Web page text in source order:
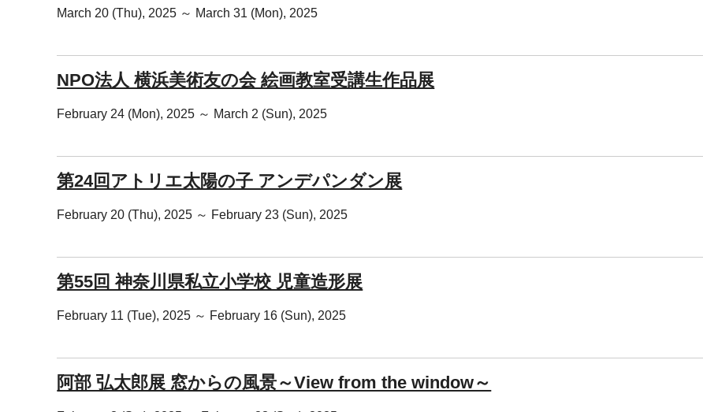
March 20 (Thu), 2025 ～ March 31 (Mon), 2025
NPO法人 横浜美術友の会 絵画教室受講生作品展
February 24 (Mon), 2025 ～ March 2 (Sun), 2025
第24回アトリエ太陽の子 アンデパンダン展
February 20 (Thu), 2025 ～ February 23 (Sun), 2025
第55回 神奈川県私立小学校 児童造形展
February 11 (Tue), 2025 ～ February 16 (Sun), 2025
阿部 弘太郎展 窓からの風景～View from the window～